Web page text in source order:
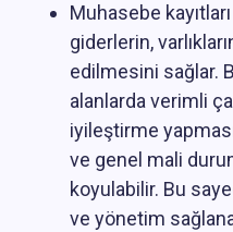
Muhasebe
giderlerin,
edilmesini sağlar.
alanlarda verimli
iyileştirme
ve genel mali
koyulabilir. Bu
ve yönetim